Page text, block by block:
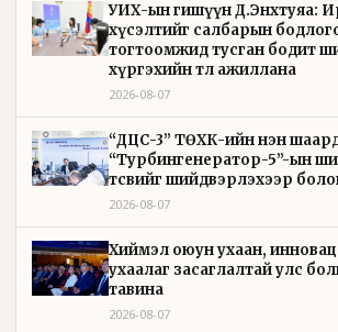
УИХ-ын гишүүн Д.Энхтуяа:
хүсэлтийг салбарын
тогтоомжид тусган бодит
хүргэхийн төлөө ажиллана
2026-08-07
“ДЦС-3” ТӨХК-ийн нэн
“Турбингенератор-5”-ын
төсвийг шийдвэрлэхээр
2026-08-07
Хиймэл оюун ухаан,
ухаалаг засаглалтай улс
тавина
2026-08-07